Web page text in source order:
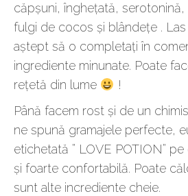
căpșuni, înghețată, serotonină,
fulgi de cocos și blândețe .
aștept să o completați în
ingrediente minunate. Poate
rețetă din lume
!
Până facem rost și de un
ne spună gramajele perfecte,
etichetată ” LOVE POTION”
și foarte confortabilă. Poate
sunt alte incrediente cheie.